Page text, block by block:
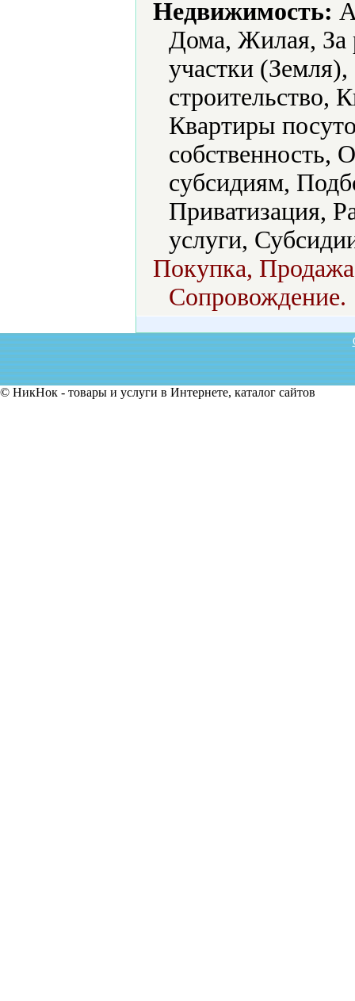
Недвижимость:
Дома, Жилая, За
участки
строительство,
Квартиры
собственность,
субсидиям,
Приватизация,
услуги,
Покупка, Продажа
Сопровождение.
© НикНок - товары и услуги в Интернете, каталог сайтов